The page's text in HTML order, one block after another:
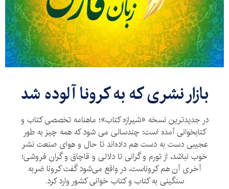
بازار نشری که به کرونا آلوده شد
در جدیدترین نسخه «شیرازه کتاب»؛ ماهنامه تخصصی کتاب و
کتابخوانی آمده است: چندسالی می ‌شود که همه چیز به طور
عجیبی دست به دست هم داده‌اند تا حال و هوای صنعت نشر
خوب نباشد، از تورم و گرانی تا دلالی و قاچاق و گران فروشی؛
آخری آن هم کروناست، در واقع می‌شود گفت کرونا ضربه
سنگینی به کتاب و کتاب خوانی کشور وارد کرد.